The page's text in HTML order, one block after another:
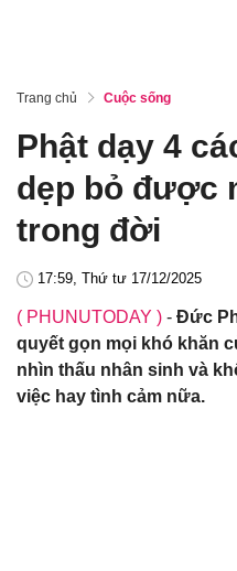
Trang chủ Cuộc sống
Phật dạy 4
dẹp bỏ được
trong đời
17:59, Thứ tư 17/12/2025
( PHUNUTODAY ) - Đức
quyết gọn mọi khó khăn
nhìn thấu nhân sinh và
việc hay tình cảm nữa.